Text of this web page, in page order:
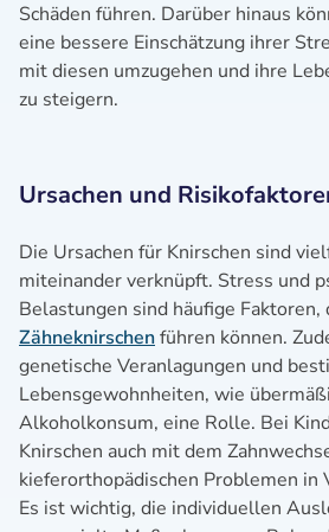
Schäden führen. Darüber hinaus
eine bessere Einschätzung ihrer
mit diesen umzugehen und ihre
zu steigern.
Ursachen und
Die Ursachen für Knirschen sind
miteinander verknüpft. Stress und
Belastungen sind häufige Faktoren,
Zähneknirschenführen können.
genetische Veranlagungen und
Lebensgewohnheiten, wie
Alkoholkonsum, eine Rolle. Bei
Knirschen auch mit dem
kieferorthopädischen Problemen in
Es ist wichtig, die individuellen